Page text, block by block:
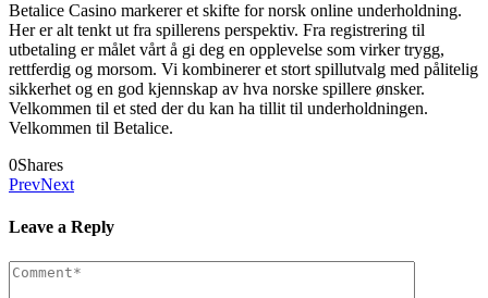
Betalice Casino markerer et skifte for norsk online underholdning.
Her er alt tenkt ut fra spillerens perspektiv. Fra registrering til
utbetaling er målet vårt å gi deg en opplevelse som virker trygg,
rettferdig og morsom. Vi kombinerer et stort spillutvalg med pålitelig
sikkerhet og en god kjennskap av hva norske spillere ønsker.
Velkommen til et sted der du kan ha tillit til underholdningen.
Velkommen til Betalice.
0Shares
PrevNext
Leave a Reply